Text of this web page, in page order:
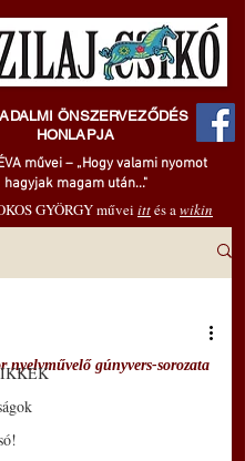
ÖNSZERVEZŐDÉS
HONLAPJA
művei – „Hogy valami nyomot
hagyjak magam után..."
GYÖRGY művei ittés awikin
nyelvművelő gúnyvers-sorozata